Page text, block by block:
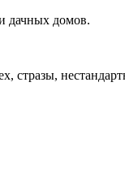
дачных домов.
стразы,